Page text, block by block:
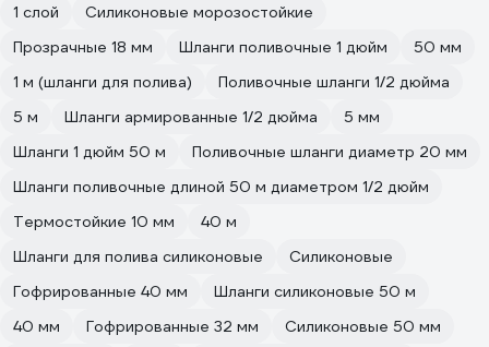
1 слой
Силиконовые морозостойкие
Прозрачные 18 мм
Шланги поливочные 1 дюйм
50 мм
1 м (шланги для полива)
Поливочные шланги 1/2 дюйма
5 м
Шланги армированные 1/2 дюйма
5 мм
Шланги 1 дюйм 50 м
Поливочные шланги диаметр 20 мм
Шланги поливочные длиной 50 м диаметром 1/2 дюйм
Термостойкие 10 мм
40 м
Шланги для полива силиконовые
Силиконовые
Гофрированные 40 мм
Шланги силиконовые 50 м
40 мм
Гофрированные 32 мм
Силиконовые 50 мм